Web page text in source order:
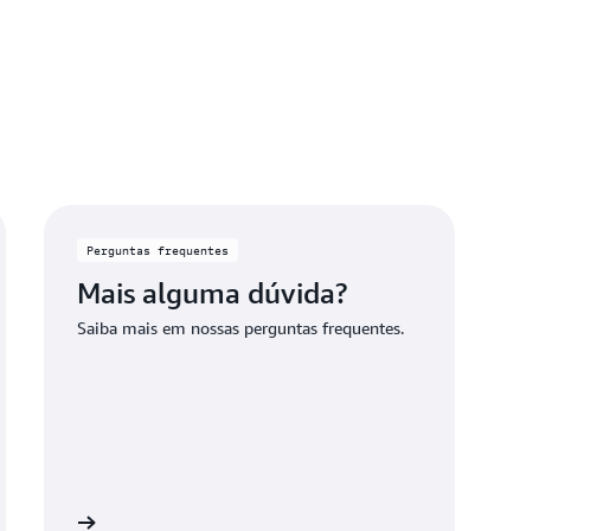
Perguntas frequentes
Mais alguma dúvida?
Saiba mais em nossas perguntas frequentes.